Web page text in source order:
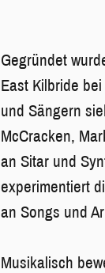
Gegründet
East Kilbride
und Sängern
McCracken,
an Sitar und
experimentiert
an Songs und
Musikalisch